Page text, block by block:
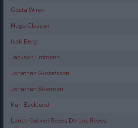
Gösta Wiren
Hugo Classon
Isak Berg
Jackson Erdmann
Jonathan Gustafsson
Jonathan Skarman
Karl Backlund
Lance Gabriel Reyes De Los Reyes